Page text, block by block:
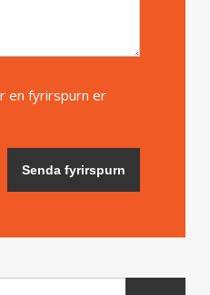
en fyrirspurn er